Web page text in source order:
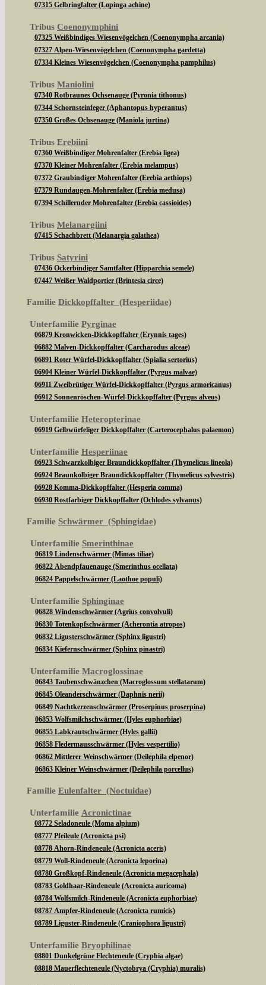
07315 Gelbringfalter (Lopinga achine)
Tribus Coenonymphini
07325 Weißbindiges Wiesenvögelchen (Coenonympha arcania)
07327 Alpen-Wiesenvögelchen (Coenonympha gardetta)
07334 Kleines Wiesenvögelchen (Coenonympha pamphilus)
Tribus Maniolini
07340 Rotbraunes Ochsenauge (Pyronia tithonus)
07344 Schornsteinfeger (Aphantopus hyperantus)
07350 Großes Ochsenauge (Maniola jurtina)
Tribus Erebiini
07360 Weißbindiger Mohrenfalter (Erebia ligea)
07370 Kleiner Mohrenfalter (Erebia melampus)
07372 Graubindiger Mohrenfalter (Erebia aethiops)
07379 Rundaugen-Mohrenfalter (Erebia medusa)
07394 Schillernder Mohrenfalter (Erebia cassioides)
Tribus Melanargiini
07415 Schachbrett (Melanargia galathea)
Tribus Satyrini
07436 Ockerbindiger Samtfalter (Hipparchia semele)
07447 Weißer Waldportier (Brintesia circe)
Familie Dickkopffalter (Hesperiidae)
Unterfamilie Pyrginae
06879 Kronwicken-Dickkopffalter (Erynnis tages)
06882 Malven-Dickkopffalter (Carcharodus alceae)
06891 Roter Würfel-Dickkopffalter (Spialia sertorius)
06904 Kleiner Würfel-Dickkopffalter (Pyrgus malvae)
06911 Zweibrütiger Würfel-Dickkopffalter (Pyrgus armoricanus)
06912 Sonnenröschen-Würfel-Dickkopffalter (Pyrgus alveus)
Unterfamilie Heteropterinae
06919 Gelbwürfeliger Dickkopffalter (Carterocephalus palaemon)
Unterfamilie Hesperiinae
06923 Schwarzkolbiger Braundickkopffalter (Thymelicus lineola)
06924 Braunkolbiger Braundickkopffalter (Thymelicus sylvestris)
06928 Komma-Dickkopffalter (Hesperia comma)
06930 Rostfarbiger Dickkopffalter (Ochlodes sylvanus)
Familie Schwärmer (Sphingidae)
Unterfamilie Smerinthinae
06819 Lindenschwärmer (Mimas tiliae)
06822 Abendpfauenauge (Smerinthus ocellata)
06824 Pappelschwärmer (Laothoe populi)
Unterfamilie Sphinginae
06828 Windenschwärmer (Agrius convolvuli)
06830 Totenkopfschwärmer (Acherontia atropos)
06832 Ligusterschwärmer (Sphinx ligustri)
06834 Kiefernschwärmer (Sphinx pinastri)
Unterfamilie Macroglossinae
06843 Taubenschwänzchen (Macroglossum stellatarum)
06845 Oleanderschwärmer (Daphnis nerii)
06849 Nachtkerzenschwärmer (Proserpinus proserpina)
06853 Wolfsmilchschwärmer (Hyles euphorbiae)
06855 Labkrautschwärmer (Hyles gallii)
06858 Fledermausschwärmer (Hyles vespertilio)
06862 Mittlerer Weinschwärmer (Deilephila elpenor)
06863 Kleiner Weinschwärmer (Deilephila porcellus)
Familie Eulenfalter (Noctuidae)
Unterfamilie Acronictinae
08772 Seladoneule (Moma alpium)
08777 Pfeileule (Acronicta psi)
08778 Ahorn-Rindeneule (Acronicta aceris)
08779 Woll-Rindeneule (Acronicta leporina)
08780 Großkopf-Rindeneule (Acronicta megacephala)
08783 Goldhaar-Rindeneule (Acronicta auricoma)
08784 Wolfsmilch-Rindeneule (Acronicta euphorbiae)
08787 Ampfer-Rindeneule (Acronicta rumicis)
08789 Liguster-Rindeneule (Craniophora ligustri)
Unterfamilie Bryophilinae
08801 Dunkelgrüne Flechteneule (Cryphia algae)
08818 Mauerflechteneule (Nyctobrya (Cryphia) muralis)